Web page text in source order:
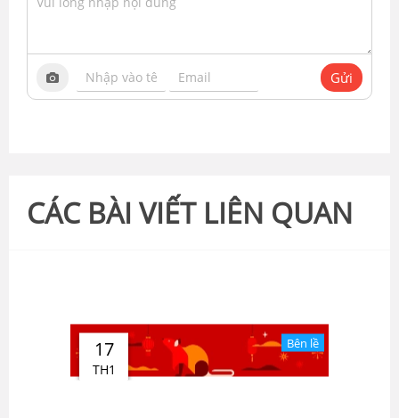
Gửi
CÁC BÀI VIẾT LIÊN QUAN
17
TH1
Bên lề